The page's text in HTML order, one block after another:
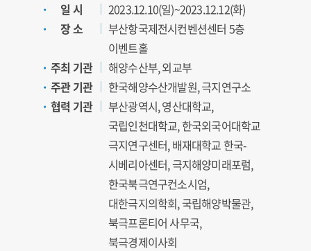
일 시
2023.12.10(일)~2023.12.12(화)
장 소
부산항국제전시컨벤션센터 5층
이벤트홀
주최 기관
해양수산부, 외교부
주관 기관
한국해양수산개발원, 극지연구소
협력 기관
부산광역시, 영산대학교,
국립인천대학교, 한국외국어대학교
극지연구센터, 배재대학교 한국-
시베리아센터, 극지해양미래포럼,
한국북극연구컨소시엄,
대한극지의학회, 국립해양박물관,
북극프론티어 사무국,
북극경제이사회